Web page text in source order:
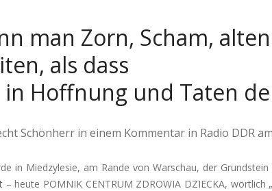
man Zorn, Scham,
als dass
in Hoffnung und Taten
Schönherr in einem Kommentar in Radio DDR
in Miedzylesie, am Rande von Warschau, der
– heute POMNIK CENTRUM ZDROWIA DZIECKA,